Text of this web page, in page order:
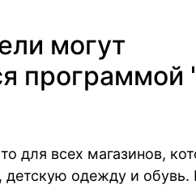
могут
программой
для всех магазинов,
одежду и обувь.